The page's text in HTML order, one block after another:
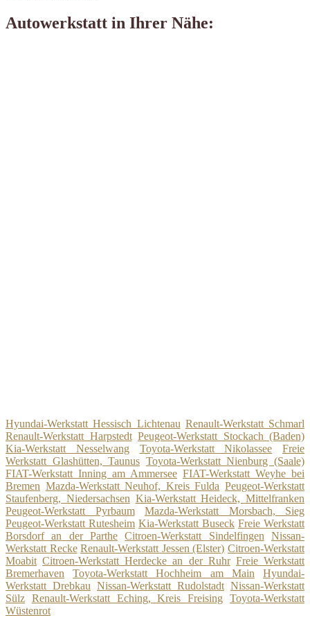
Autowerkstatt in Ihrer Nähe:
Hyundai-Werkstatt Hessisch Lichtenau Renault-Werkstatt Schmarl
Renault-Werkstatt Harpstedt Peugeot-Werkstatt Stockach (Baden)
Kia-Werkstatt Nesselwang
Toyota-Werkstatt Nikolassee
Freie
Werkstatt Glashütten, Taunus Toyota-Werkstatt Nienburg (Saale)
FIAT-Werkstatt Inning am Ammersee FIAT-Werkstatt Weyhe bei
Bremen Mazda-Werkstatt Neuhof, Kreis Fulda Peugeot-Werkstatt
Staufenberg, Niedersachsen Kia-Werkstatt Heideck, Mittelfranken
Peugeot-Werkstatt Pyrbaum
Mazda-Werkstatt Morsbach, Sieg
Peugeot-Werkstatt Rutesheim Kia-Werkstatt Buseck Freie Werkstatt
Borsdorf an der Parthe
Citroen-Werkstatt Sindelfingen
Nissan-
Werkstatt Recke Renault-Werkstatt Jessen (Elster) Citroen-Werkstatt
Moabit Citroen-Werkstatt Herdecke an der Ruhr Freie Werkstatt
Bremerhaven
Toyota-Werkstatt Hochheim am Main
Hyundai-
Werkstatt Drebkau Nissan-Werkstatt Rudolstadt Nissan-Werkstatt
Sülz Renault-Werkstatt Eching, Kreis Freising Toyota-Werkstatt
Wüstenrot